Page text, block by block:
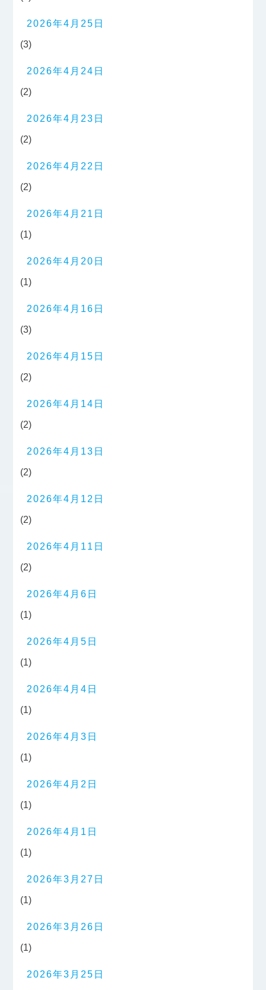
2026年4月25日
(3)
2026年4月24日
(2)
2026年4月23日
(2)
2026年4月22日
(2)
2026年4月21日
(1)
2026年4月20日
(1)
2026年4月16日
(3)
2026年4月15日
(2)
2026年4月14日
(2)
2026年4月13日
(2)
2026年4月12日
(2)
2026年4月11日
(2)
2026年4月6日
(1)
2026年4月5日
(1)
2026年4月4日
(1)
2026年4月3日
(1)
2026年4月2日
(1)
2026年4月1日
(1)
2026年3月27日
(1)
2026年3月26日
(1)
2026年3月25日